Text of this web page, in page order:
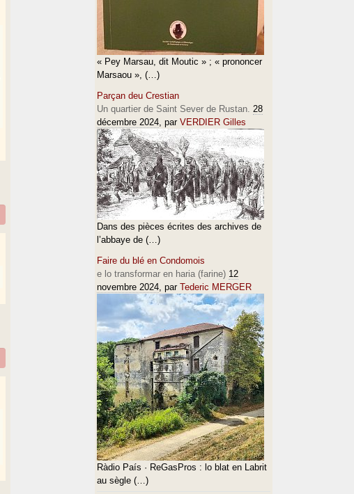
« Pey Marsau, dit Moutic » ; « prononcer
Marsaou », (…)
Parçan deu Crestian
Un quartier de Saint Sever de Rustan. 28
décembre 2024, par VERDIER Gilles
Dans des pièces écrites des archives de
l’abbaye de (…)
Faire du blé en Condomois
e lo transformar en haria (farine) 12
novembre 2024, par Tederic MERGER
Ràdio País · ReGasPros : lo blat en Labrit
au sègle (…)